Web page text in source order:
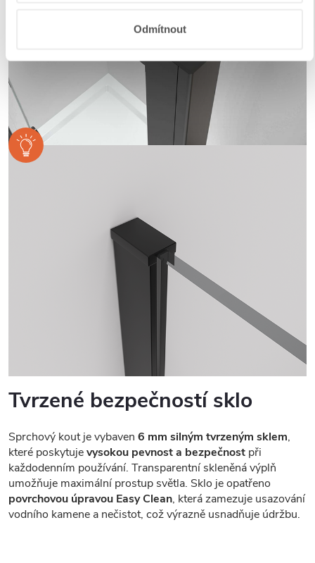
Odmítnout
Tvrzené bezpečností sklo
Sprchový kout je vybaven 6 mm silným tvrzeným sklem,
které poskytujevysokou pevnost a bezpečnost při
každodenním používání. Transparentní skleněná výplň
umožňuje maximální prostup světla. Sklo je opatřeno
povrchovou úpravou Easy Clean, která zamezuje usazování
vodního kamene a nečistot, což výrazně usnadňuje údržbu.